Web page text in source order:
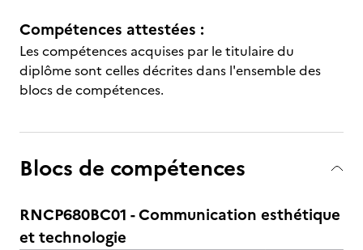
Compétences attestées :
Les compétences acquises par le titulaire du
diplôme sont celles décrites dans l'ensemble des
blocs de compétences.
Blocs de compétences
RNCP680BC01 - Communication esthétique
et technologie